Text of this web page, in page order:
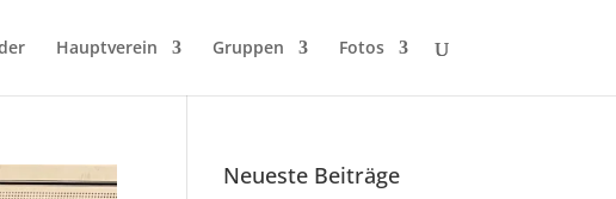
Hauptverein Gruppen Fotos
Neueste Beiträge